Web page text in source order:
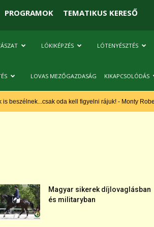
PROGRAMOK TEMATIKUS KERESŐ
LÓKIKÉPZÉS LÓTENYÉSZTÉS
LOVAS MEZŐGAZDASÁG KIKAPCSOLÓDÁS
is beszélnek...csak oda kell figyelni rájuk! - Monty
Magyar sikerek díjlovaglásban
és militaryban